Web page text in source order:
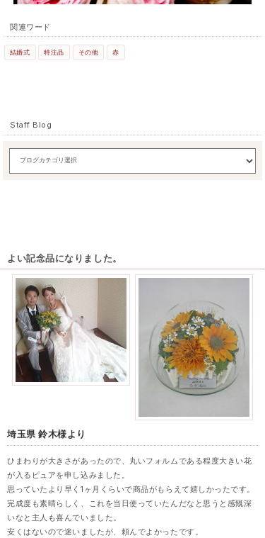
関連ワード
結婚式 特注品 その他 赤
Staff Blog
よい記念品になりました。
埼玉県 鈴木様より
ひまわりが大きさがあったので、丸いフォルムである程度大きい花
が入るピュアを申し込みました。
思っていたより早く1ヶ月くらいで商品がもらえて嬉しかったです。
完成度も素晴らしく、これを当日使っていたんだなと思うと感慨深
いなと主人も喜んでいました。
安くはないので迷いましたが、頼んでよかったです。